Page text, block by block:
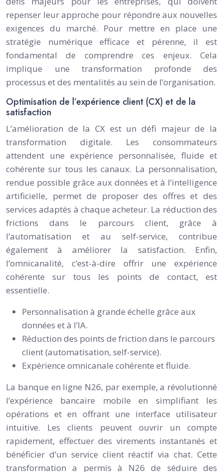
repenser leur approche pour répondre aux nouvelles
exigences du marché. Pour mettre en place une
stratégie numérique efficace et pérenne, il est
fondamental de comprendre ces enjeux. Cela
implique une transformation profonde des
processus et des mentalités au sein de l’organisation.
Optimisation de l’expérience client (CX) et de la
satisfaction
L’amélioration de la CX est un défi majeur de la
transformation digitale. Les consommateurs
attendent une expérience personnalisée, fluide et
cohérente sur tous les canaux. La personnalisation,
rendue possible grâce aux données et à l’intelligence
artificielle, permet de proposer des offres et des
services adaptés à chaque acheteur. La réduction des
frictions dans le parcours client, grâce à
l’automatisation et au self-service, contribue
également à améliorer la satisfaction. Enfin,
l’omnicanalité, c’est-à-dire offrir une expérience
cohérente sur tous les points de contact, est
essentielle.
Personnalisation à grande échelle grâce aux
données et à l’IA.
Réduction des points de friction dans le parcours
client (automatisation, self-service).
Expérience omnicanale cohérente et fluide.
La banque en ligne N26, par exemple, a révolutionné
l’expérience bancaire mobile en simplifiant les
opérations et en offrant une interface utilisateur
intuitive. Les clients peuvent ouvrir un compte
rapidement, effectuer des virements instantanés et
bénéficier d’un service client réactif via chat. Cette
transformation a permis à N26 de séduire des